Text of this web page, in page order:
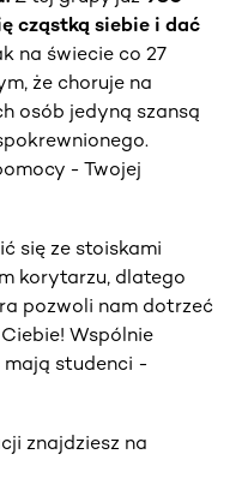
cząstką siebie i dać
na świecie co 27
że choruje na
osób jedyną szansą
- Twojej
się ze stoiskami
korytarzu, dlatego
pozwoli nam dotrzeć
Wspólnie
mają studenci -
znajdziesz na